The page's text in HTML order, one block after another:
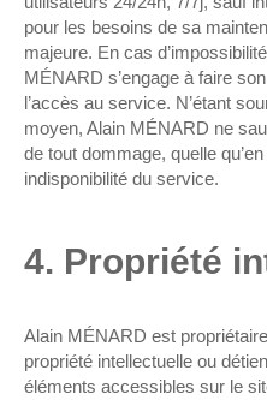
pour les besoins de sa
majeure. En cas
MÉNARD s’engage à faire
l’accès au service. N’étant
moyen, Alain MÉNARD ne
de tout dommage, quelle
indisponibilité du service.
4. Propriété
Alain MÉNARD est
propriété intellectuelle ou
éléments accessibles sur le